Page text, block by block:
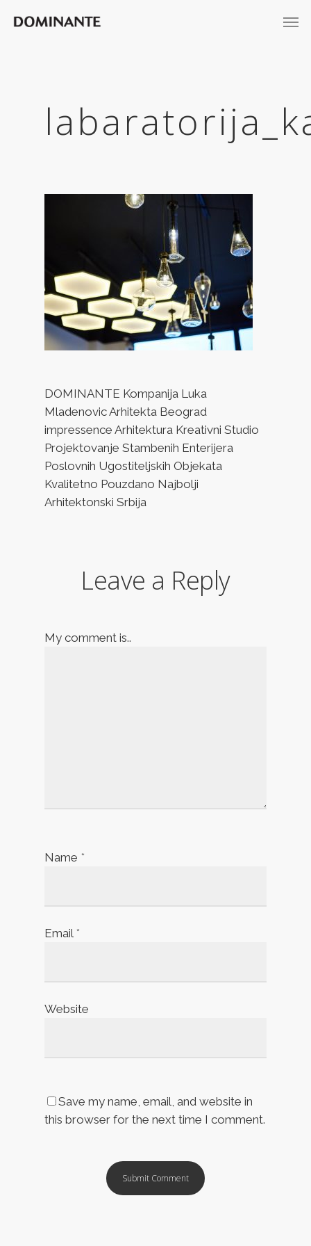
DOMINANTE Kompanija Luka
Mladenovic Arhitekta Beograd
impressence Arhitektura Kreativni Studio
Projektovanje Stambenih Enterijera
Poslovnih Ugostiteljskih Objekata
Kvalitetno Pouzdano Najbolji
Arhitektonski Srbija
Leave a Reply
My comment is..
Name *
Email *
Website
Save my name, email, and website in
this browser for the next time I comment.